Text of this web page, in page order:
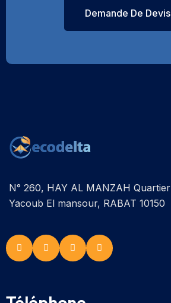
Demande De Devis
N° 260, HAY AL MANZAH Quartier
Yacoub El mansour, RABAT 10150